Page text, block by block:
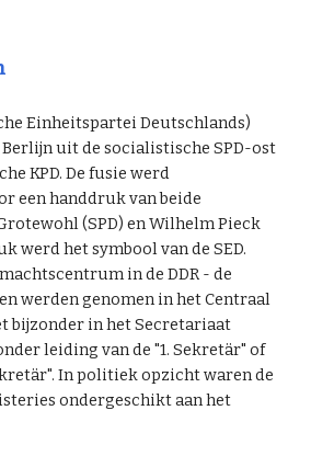
Einheitspartei Deutschlands)
uit de socialistische SPD-ost
KPD. De fusie werd
een handdruk van beide
(SPD) en Wilhelm Pieck
werd het symbool van de SED.
in de DDR - de
werden genomen in het Centraal
bijzonder in het Secretariaat
leiding van de "1. Sekretär" of
In politiek opzicht waren de
ondergeschikt aan het